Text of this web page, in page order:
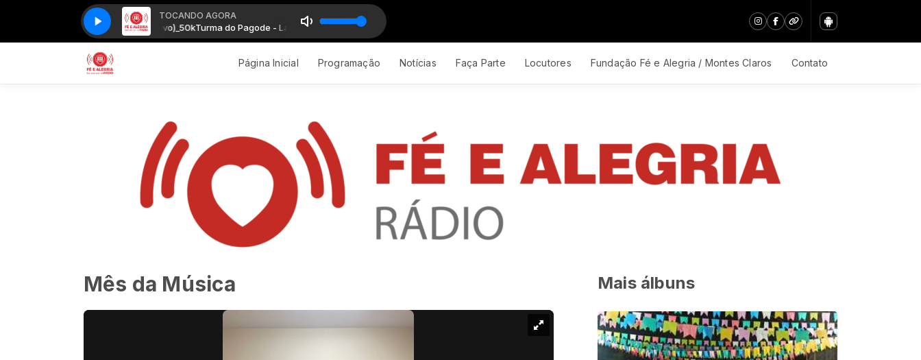
TOCANDO AGORA
Turma do Pagode - Lancinho (Ao vivo)_50kTurma do Pagode - Lancinho (Ao vivo)_50k
Página Inicial Programação Notícias Faça Parte Locutores Fundação Fé e Alegria / Montes Claros Contato
Mês da Música Mais álbuns